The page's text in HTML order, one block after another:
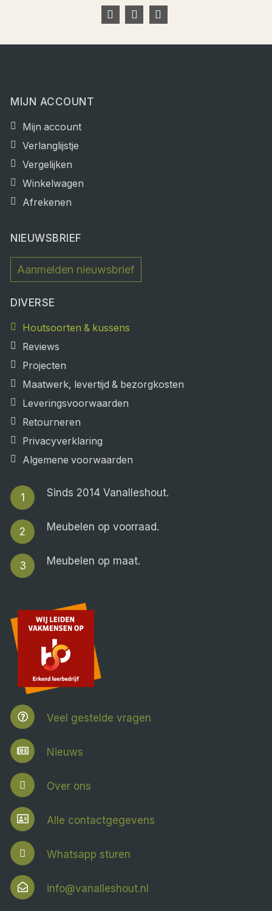
MIJN ACCOUNT
Mijn account
Verlanglijstje
Vergelijken
Winkelwagen
Afrekenen
NIEUWSBRIEF
Aanmelden nieuwsbrief
DIVERSE
Houtsoorten & kussens
Reviews
Projecten
Maatwerk, levertijd & bezorgkosten
Leveringsvoorwaarden
Retourneren
Privacyverklaring
Algemene voorwaarden
1 Sinds 2014 Vanalleshout.
2 Meubelen op voorraad.
3 Meubelen op maat.
Veel gestelde vragen
Nieuws
Over ons
Alle contactgegevens
Whatsapp sturen
info@vanalleshout.nl